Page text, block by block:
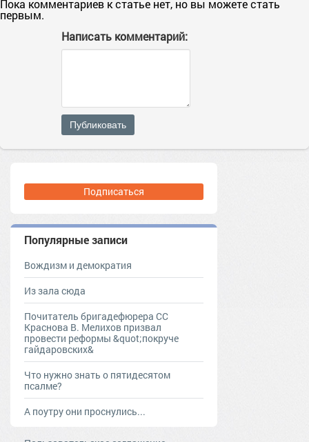
Пока комментариев к статье нет, но вы можете стать
первым.
Написать комментарий:
Публиковать
Подписаться
Популярные записи
Вождизм и демократия
Из зала сюда
Почитатель бригадефюрера СС
Краснова В. Мелихов призвал
провести реформы &quot;покруче
гайдаровских&
Что нужно знать о пятидесятом
псалме?
А поутру они проснулись...